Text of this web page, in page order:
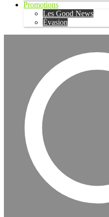
Promotions
Les Good News
Évasion